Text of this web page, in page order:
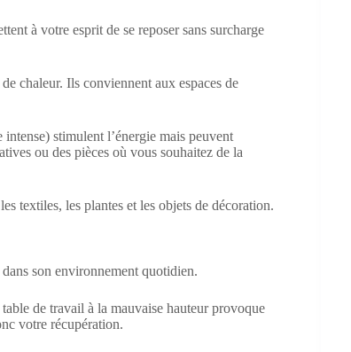
à votre esprit de se reposer sans surcharge
chaleur. Ils conviennent aux espaces de
stimulent l’énergie mais peuvent
ou des pièces où vous souhaitez de la
textiles, les plantes et les objets de décoration.
son environnement quotidien.
de travail à la mauvaise hauteur provoque
votre récupération.